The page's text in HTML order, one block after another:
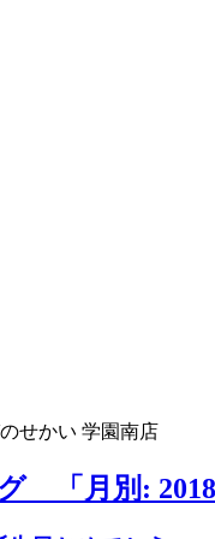
せかい 学園南店
「月別: 2018